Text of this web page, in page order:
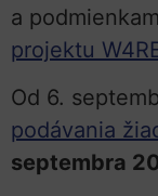
a
projektu
Od 6.
podávania
septembra